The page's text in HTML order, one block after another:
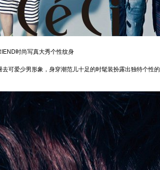
时尚写真大秀个性纹身
爱少男形象，身穿潮范儿十足的时髦装扮露出独特个性的